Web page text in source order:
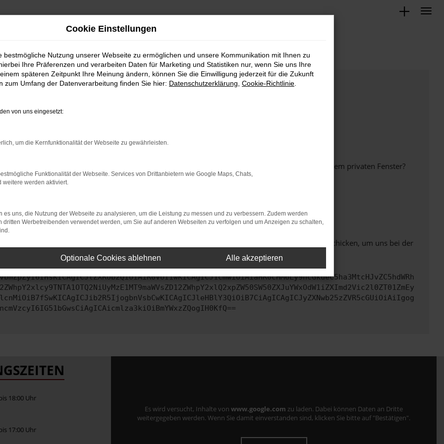
bestimmter Seiten verhindern. Funktioniert die Seite in einem anderen Browser oder in einem privaten Fenster?
beheben.
auf dem neuesten Stand sind.
kann auch dazu führen, dass bestimmte Funktionen nicht mehr unterstützt werden.
uns bitte. Wir werden versuchen, das Problem zu beheben. Du kannst uns diesen Text schicken, um uns bei der
18:00 Uhr
17:00 Uhr
Es wird versucht, Inhalte von www.google.com zu laden. Dabei können Daten an Dritte
weitergegeben werden. Wenn Sie damit einverstanden sind, klicken Sie bitte auf "Bestätigen".
Cookie Einstellungen
bestmögliche Nutzung unserer Webseite zu ermöglichen und unsere Kommunikation mit Ihnen zu
Ihre Präferenzen und verarbeiten Daten für Marketing und Statistiken nur, wenn Sie uns Ihre
späteren Zeitpunkt Ihre Meinung ändern, können Sie die Einwilligung jederzeit für die Zukunft
zum Umfang der Datenverarbeitung finden Sie hier: Datenschutzerklärung Cookie-Richtlinie
von uns eingesetzt:
um die Kernfunktionalität der Webseite zu gewährleisten.
Funktionalität der Webseite. Services von Drittanbietern wie Google Maps, Chats,
weitere werden aktiviert.
es uns, die Nutzung der Webseite zu analysieren, um die Leistung zu messen und zu verbessern. Zudem werden
dritten Werbetreibenden verwendet werden, um Sie auf anderen Webseiten zu verfolgen und um Anzeigen zu schalten,
Optionale Cookies ablehnen Alle akzeptieren